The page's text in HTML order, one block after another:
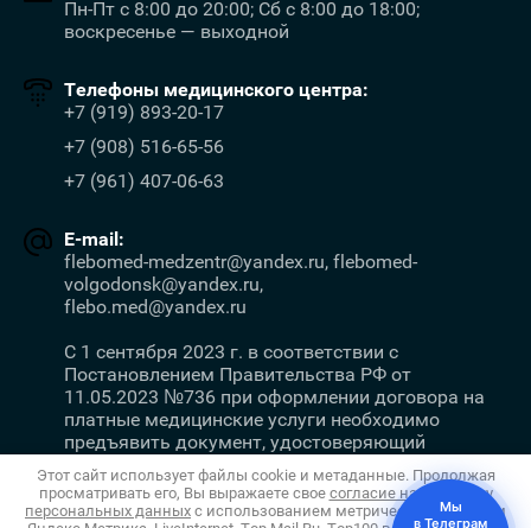
Пн-Пт с 8:00 до 20:00; Сб с 8:00 до 18:00;
воскресенье — выходной
Телефоны медицинского центра:
+7 (919) 893-20-17
+7 (908) 516-65-56
+7 (961) 407-06-63
E-mail:
flebomed-medzentr@yandex.ru, flebomed-
volgodonsk@yandex.ru,
flebo.med@yandex.ru
С 1 сентября 2023 г. в соответствии с
Постановлением Правительства РФ от
11.05.2023 №736 при оформлении договора на
платные медицинские услуги необходимо
предъявить документ, удостоверяющий
личность.
Этот сайт использует файлы cookie и метаданные. Продолжая
просматривать его, Вы выражаете свое согласие на обработку
персональных данных с использованием метрических программ
Мы
в Телеграм